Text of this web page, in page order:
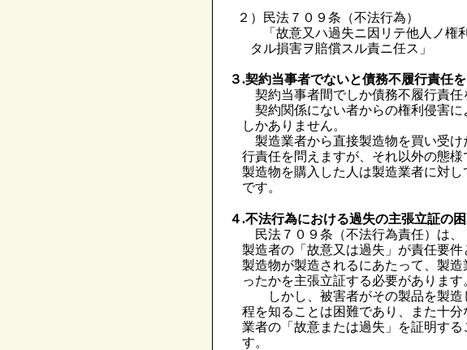
２）民法７０９条（不法行為）
「故意又ハ過失ニ因リテ他人ノ権
タル損害ヲ賠償スル責ニ任ス」
３.契約当事者でないと債務不履行責任を
契約当事者間でしか債務不履行責任
契約関係にない者からの権利侵害に
しかありません。
製造業者から直接製造物を買い受け
行責任を問えますが、それ以外の態様
製造物を購入した人は製造業者に対
です。
４.不法行為における過失の主張立証の
民法７０９条（不法行為責任）は、
製造者の「故意又は過失」が責任要
製造物が製造されるにあたって、製
ったかを主張立証する必要があります
しかし、被害者がその製品を製造
程を知ることは困難であり、また十
業者の「故意または過失」を証明す
す。